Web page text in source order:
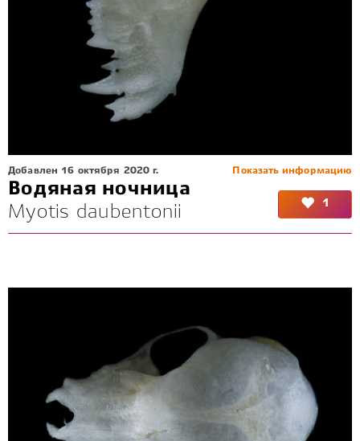
Показать информацию
Добавлен 16 октября 2020 г.
Водяная ночница
Myotis daubentonii
1